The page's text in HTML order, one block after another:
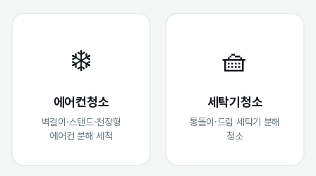
❄️
에어컨청소
벽걸이·스탠드·천장형
에어컨 분해 세척
🧺
세탁기청소
통돌이·드럼 세탁기 분해
청소